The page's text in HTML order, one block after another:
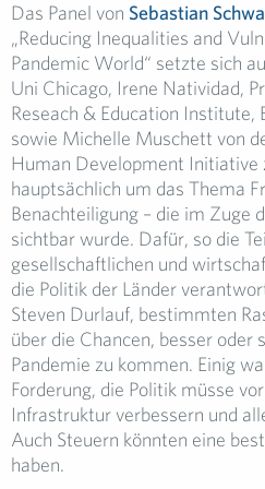
Das Panel von Sebastian
„Reducing Inequalities and
Pandemic World“ setzte sich
Uni Chicago, Irene Natividad,
Reseach & Education Institute,
sowie Michelle Muschett von
Human Development Initiative
hauptsächlich um das Thema
Benachteiligung – die im Zuge
sichtbar wurde. Dafür, so die
gesellschaftlichen und
die Politik der Länder
Steven Durlauf, bestimmten
über die Chancen, besser oder
Pandemie zu kommen. Einig
Forderung, die Politik müsse
Infrastruktur verbessern und
Auch Steuern könnten eine
haben.